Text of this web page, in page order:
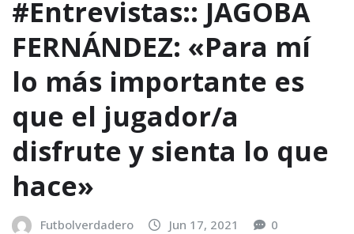
#Entrevistas:: JAGOBA
FERNÁNDEZ: «Para mí
lo más importante es
que el jugador/a
disfrute y sienta lo que
hace»
Futbolverdadero Jun 17, 2021 0